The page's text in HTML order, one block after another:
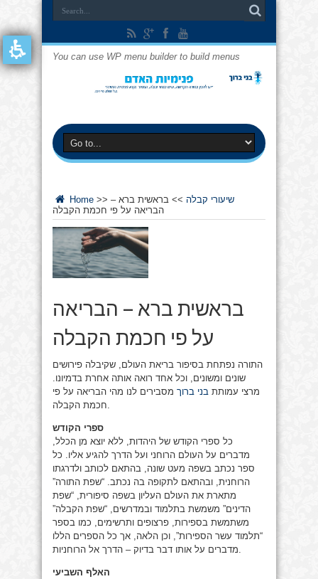
You can use WP menu builder to build menus
Home >> שיעורי קבלה >> בראשית ברא –
הבריאה על פי חכמת הקבלה
בראשית ברא – הבריאה
על פי חכמת הקבלה
התורה נפתחת בסיפור בריאת העולם, שקיבלה פירושים
שונים ומשונים, וכל אחד רואה אותה אחרת בדמיונו.
מרצי עמותת בני ברוך מסבירים לנו מהי הבריאה על פי
ספרי הקודש
כל ספרי הקודש של היהדות, ללא יוצא מן הכלל,
מדברים על העולם הרוחני ועל הדרך להגיע אליו. כל
ספר נכתב בשפה מעט שונה, בהתאם לכותב ולדרגתו
הרוחנית, ובהתאם לתקופה בה נכתב. “שפת התורה”
מתארת את העולם העליון בשפה סיפורית, “שפת
הדינים” משמשת בתלמוד ובמדרשים, “שפת הקבלה”
משתמשת בספירות, פרצופים ותרשימים, כמו בספר
“תלמוד עשר הספירות”, וכן הלאה, אך כל הספרים הללו
האלף השביעי